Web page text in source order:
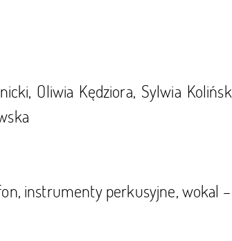
Oliwia Kędziora, Sylwia
instrumenty perkusyjne, wokal